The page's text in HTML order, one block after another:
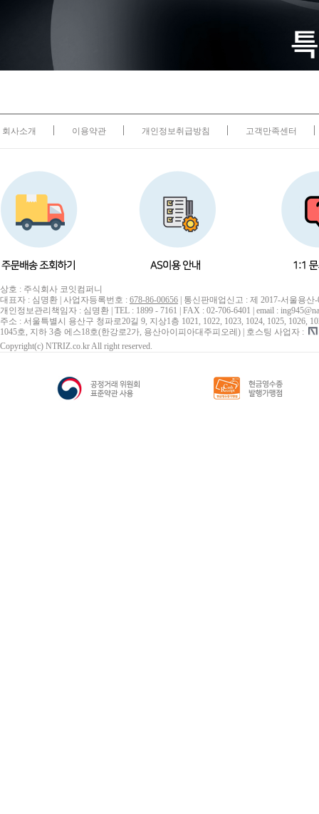
회사소개 이용약관 개인정보취급방침 고객만족센터
상호 : 주식회사 코잇컴퍼니
대표자 : 심명환 | 사업자등록번호 : 678-86-00656 | 통신판매업신고 : 제 2017-서울용산
개인정보관리책임자 : 심명환 | TEL : 1899 - 7161 | FAX : 02-706-6401 | email :
주소 : 서울특별시 용산구 청파로20길 9, 지상1층 1021, 1022, 1023, 1024, 1025, 1026,
1045호, 지하 3층 에스18호(한강로2가, 용산아이피아대주피오레) | 호스팅 사업자 :
Copyright(c) NTRIZ.co.kr All right reserved.